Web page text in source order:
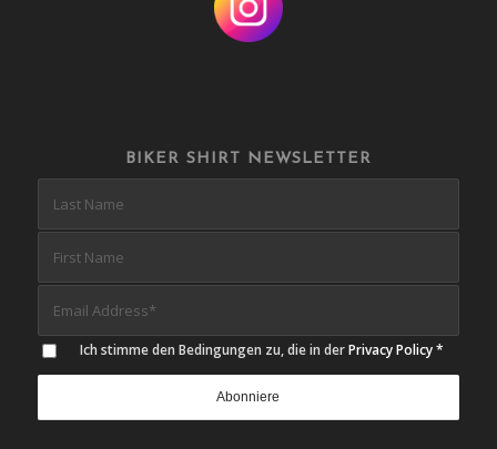
BIKER SHIRT NEWSLETTER
Ich stimme den Bedingungen zu, die in derPrivacy Policy *